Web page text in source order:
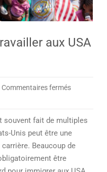
aux USA
Commentaires ferméssur
possible
de
travailler
souvent fait de multiples
Unis peut être une
carrière. Beaucoup de
être